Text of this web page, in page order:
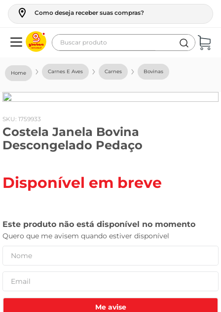
Como deseja receber suas compras?
Buscar produto
Carnes E Aves Carnes Bovinas
: 1759933
Costela Janela Bovina
Descongelado Pedaço
Disponível em breve
Me avise
geladeira
fogao
café
cerveja
leite
leite pó